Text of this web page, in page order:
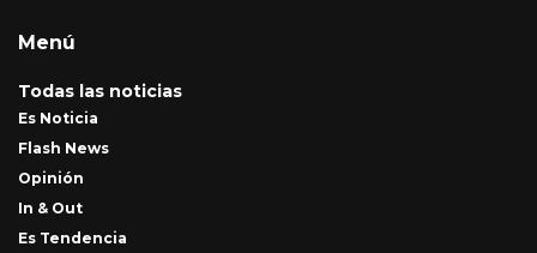
Menú
Todas las noticias
Es Noticia
Flash News
Opinión
In & Out
Es Tendencia